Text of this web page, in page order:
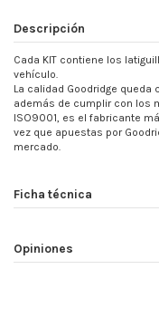
Descripción
Cada KIT contiene los
vehículo.
La calidad Goodridge
además de cumplir con los
ISO9001, es el fabricante
vez que apuestas por
mercado.
Ficha técnica
Opiniones